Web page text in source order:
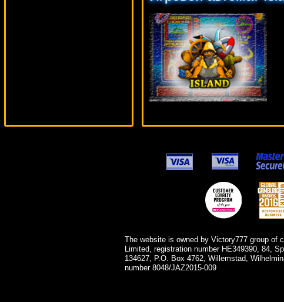
The website is owned by Victory777 group of
Limited, registration number HE349390, 84,
134627, P.O. Box 4762, Willemstad,
number 8048/JAZ2015-009